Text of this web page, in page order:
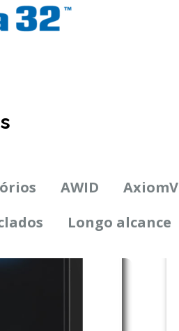
AWID AxiomV
Longo alcance